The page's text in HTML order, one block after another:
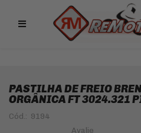
Remotox
PASTILHA DE FREIO
ORGÂNICA FT 3024.321
Cód.: 9194